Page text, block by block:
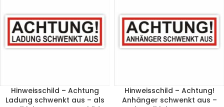
Hinweisschild – Achtung
Ladung schwenkt aus – als
Hinweisschild – Achtung!
Anhänger schwenkt aus –